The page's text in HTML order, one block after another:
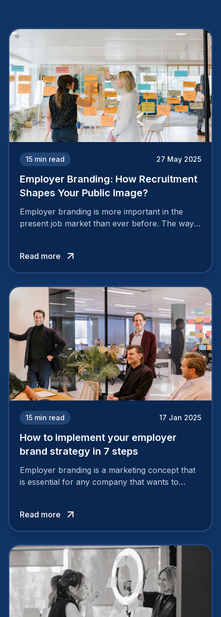
15 min read 27 May 2025
Employer Branding: How Recruitment
Shapes Your Public Image?
Employer branding is more important in the
present job market than ever before. The way
Read more
15 min read 17 Jan 2025
How to implement your employer
brand strategy in 7 steps
Employer branding is a marketing concept that
is essential for any company that wants to
solid and positive employer brand are clear, you
cannot simply wave a magic wand for it to be
Read more